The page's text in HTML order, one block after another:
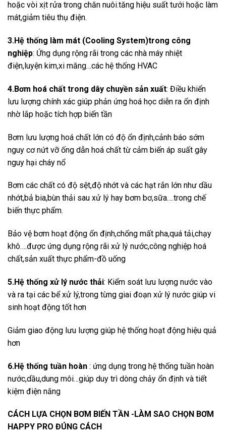
hoặc vòi xịt rửa trong chăn nuôi.tăng hiệu suất tưới hoặc làm
mát,giảm tiêu thụ điện.
3.Hệ thống làm mát (Cooling System)trong công
nghiệp: Ứng dụng rộng rãi trong các nhà máy nhiệt
điện,luyện kim,xi măng…các hệ thống HVAC
4.Bơm hoá chất trong dây chuyền sản xuất: Điều khiển
lưu lượng chính xác giúp phản ứng hoá học diễn ra ổn định
nhờ lắp hoặc tích hợp biến tần
Bơm lưu lượng hoá chất lớn có độ ổn định,cảnh báo sớm
nguy cơ nứt vỡ ống dẫn hoá chất từ cảm biến áp suất gây
nguy hại cháy nổ
Bơm các chất có độ sệt,độ nhớt và các hạt rắn lớn như dầu
nhớt,bả bia,bùn thải sau xử lý hay bơm bơ,sữa….trong chế
biến thực phẩm.
Bảo vệ bơm hoạt động ổn định,chống mất pha,quá tải,chạy
khô….được ứng dụng rộng rãi xử lý nước,công nghiệp hoá
chất,sản xuất thực phẩm-đồ uống
5.Hệ thống xử lý nước thải: Kiểm soát lưu lượng nước vào
và ra tại các bể xử lý,trong từng giai đoạn xử lý nước giúp vi
sinh hoạt động tốt hơn
Giảm giao động lưu lượng giúp hệ thống hoạt động hiệu quả
hơn
6.Hệ thống tuần hoàn : ứng dụng trong hệ thống tuần hoàn
nước,dầu,dung môi…giúp duy trì dòng chảy ổn định và tiết
kiệm điện năng
CÁCH LỰA CHỌN BƠM BIẾN TẦN -LÀM SAO CHỌN BƠM
HAPPY PRO ĐÚNG CÁCH